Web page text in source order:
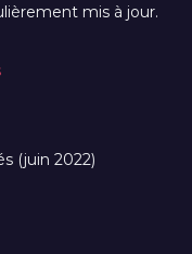
mis à jour.
(juin 2022)